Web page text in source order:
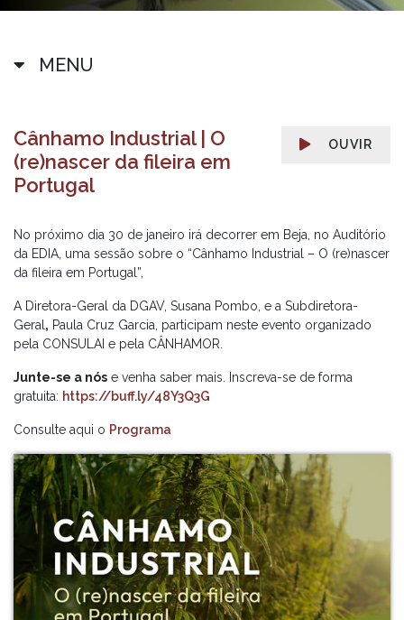
MENU
OUVIR
Cânhamo Industrial | O
(re)nascer da fileira em
Portugal
No próximo dia 30 de janeiro irá decorrer em Beja, no Auditório
da EDIA, uma sessão sobre o “Cânhamo Industrial – O (re)nascer
da fileira em Portugal”,
A Diretora-Geral da DGAV, Susana Pombo, e a Subdiretora-
Geral , Paula Cruz Garcia, participam neste evento organizado
pela CONSULAI e pela CÂNHAMOR.
Junte-se a nós e venha saber mais. Inscreva-se de forma
gratuita: https://buff.ly/48Y3Q3G
Consulte aqui o Programa